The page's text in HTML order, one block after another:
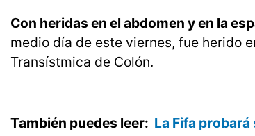
Con heridas en el abdomen y en la
medio día de este viernes, fue herido
Transístmica de Colón.
También puedes leer: La Fifa